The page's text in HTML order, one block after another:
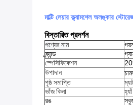
মাল্টি লেয়ার ক্ল্যামশেল অলঙ্কার
বিস্তারিত প্রদর্শন
পণ্যের নাম
ব্র্যান্ড
স্পেসিফিকেশন
উপাদান
পৃষ্ঠ সমাপ্তি
ভাঁজ কিনা
হ্যাঁ
রঙ